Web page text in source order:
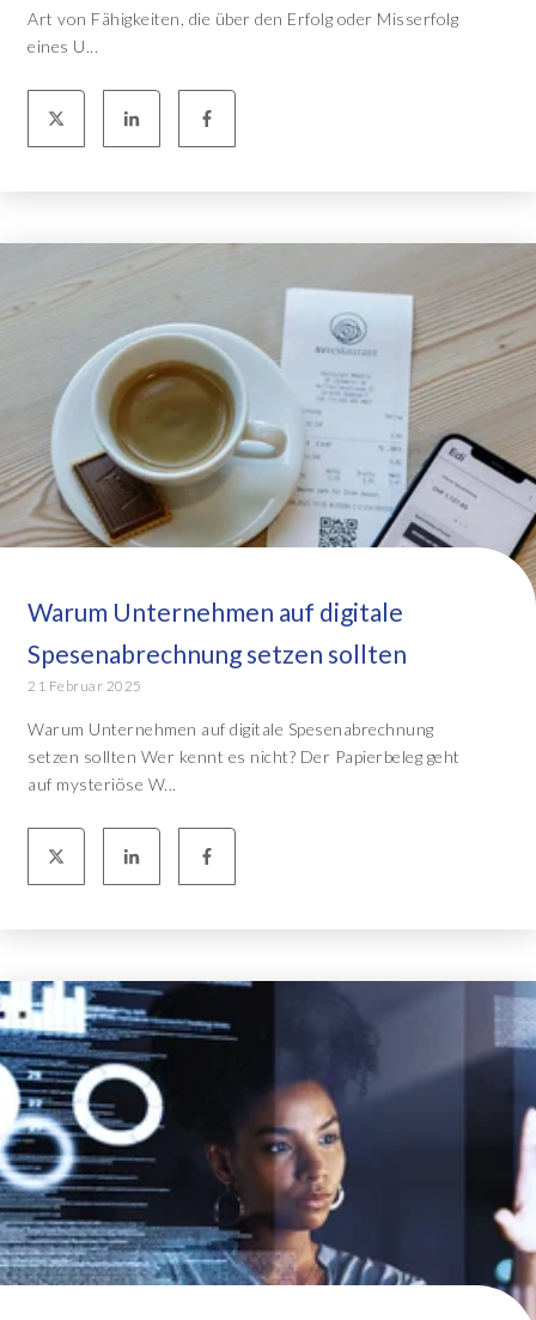
Art von Fähigkeiten, die über den Erfolg oder Misserfolg
eines U...
Warum Unternehmen auf digitale
Spesenabrechnung setzen sollten
21 Februar 2025
Warum Unternehmen auf digitale Spesenabrechnung
setzen sollten Wer kennt es nicht? Der Papierbeleg geht
auf mysteriöse W...